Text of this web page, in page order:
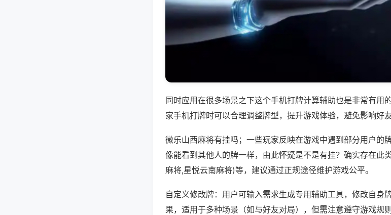
同时应用在很多场景之下这个手机打牌计算辅助也是非常有用
家手机打牌时可以合理调整牌型，提升游戏体验，避免影响好
微乐山西麻将有挂吗；一些玩家反映在游戏中遇到部分用户的
像能看到其他人的牌一样，由此怀疑是不是有挂？确实存在此
麻将,星悦云南麻将)等，建议通过正规途径维护游戏公平。
自定义修改牌：用户可输入需求生成专用辅助工具，修改自身
果，适用于多种场景（如与好友对局），但需注意遵守游戏规